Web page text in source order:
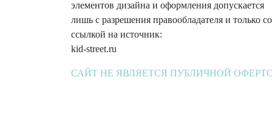
элементов дизайна и оформления допускается
лишь с разрешения правообладателя и только со
ссылкой на источник:
kid-street.ru
САЙТ НЕ ЯВЛЯЕТСЯ ПУБЛИЧНОЙ